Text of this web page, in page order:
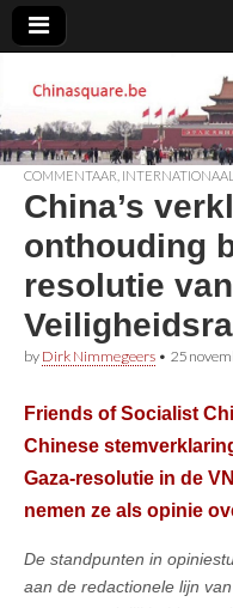
COMMENTAAR INTERNATIONAAL
China’s
onthouding
resolutie
by Dirk Nimmegeers • 25
Friends of Socialist
Chinese
Gaza-resolutie in de
nemen ze als opinie
De standpunten in
aan de redactionele lijn